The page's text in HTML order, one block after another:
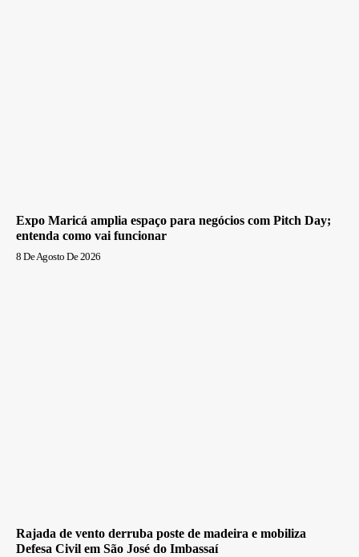
Expo Maricá amplia espaço para negócios com Pitch Day;
entenda como vai funcionar
8 De Agosto De 2026
Rajada de vento derruba poste de madeira e mobiliza
Defesa Civil em São José do Imbassaí